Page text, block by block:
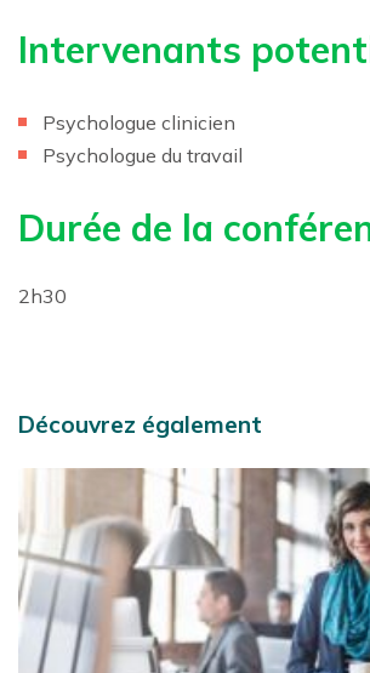
Intervenants
Psychologue clinicien
Psychologue du travail
Durée de la
2h30
Découvrez également